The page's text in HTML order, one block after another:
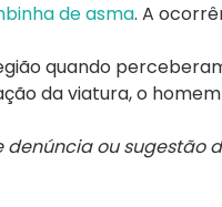
de asma. A
quando
da viatura, o
denúncia ou sugestão